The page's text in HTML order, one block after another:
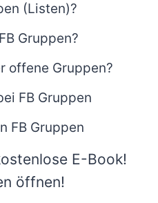
(Listen)?
Gruppen?
offene Gruppen?
FB Gruppen
FB Gruppen
E-Book!
öffnen!